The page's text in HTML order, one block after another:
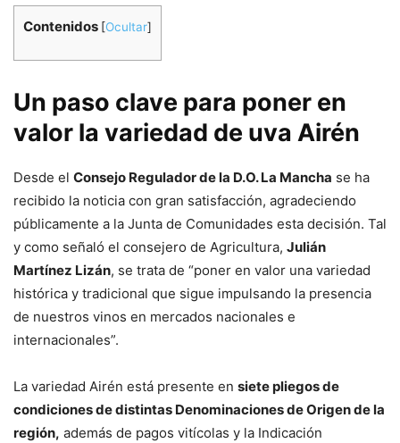
Contenidos [Ocultar]
Un paso clave para poner en
valor la variedad de uva Airén
Desde el Consejo Regulador de la D.O. La Mancha se ha
recibido la noticia con gran satisfacción, agradeciendo
públicamente a la Junta de Comunidades esta decisión. Tal
y como señaló el consejero de Agricultura, Julián
Martínez Lizán, se trata de “poner en valor una variedad
histórica y tradicional que sigue impulsando la presencia
de nuestros vinos en mercados nacionales e
internacionales”.
La variedad Airén está presente en siete pliegos de
condiciones de distintas Denominaciones de Origen de la
región, además de pagos vitícolas y la Indicación